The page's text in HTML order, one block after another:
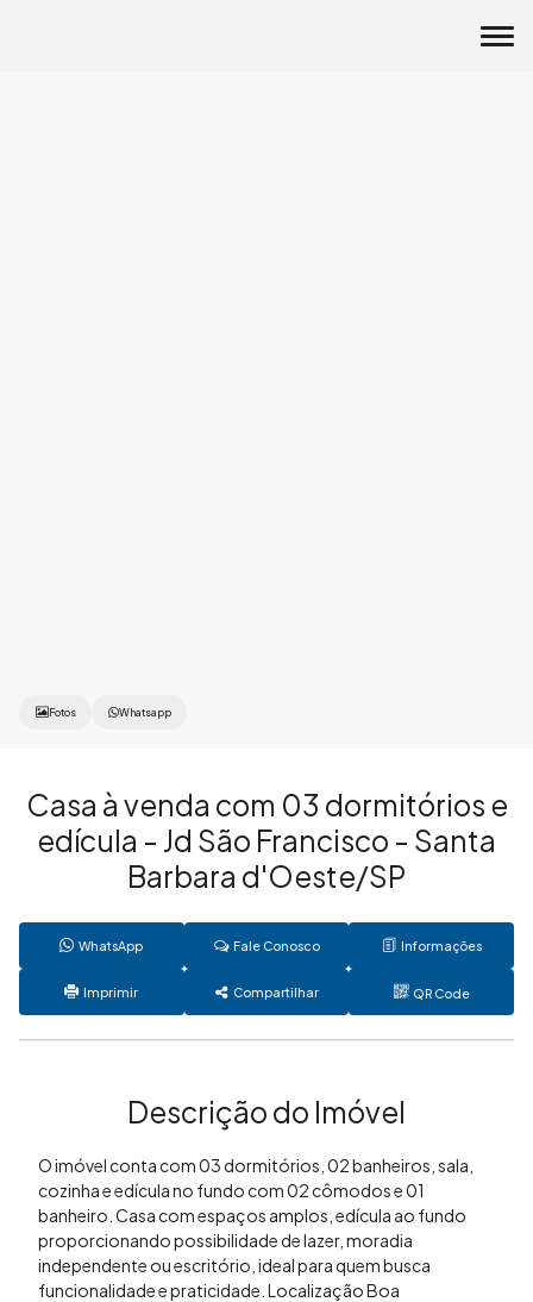
Fotos Whatsapp
Casa à venda com 03 dormitórios e
edícula - Jd São Francisco - Santa
Barbara d'Oeste/SP
WhatsApp Fale Conosco Informações
Imprimir Compartilhar QR Code
Descrição do Imóvel
O imóvel conta com 03 dormitórios, 02 banheiros, sala,
cozinha e edícula no fundo com 02 cômodos e 01
banheiro. Casa com espaços amplos, edícula ao fundo
proporcionando possibilidade de lazer, moradia
independente ou escritório, ideal para quem busca
funcionalidade e praticidade. Localização Boa